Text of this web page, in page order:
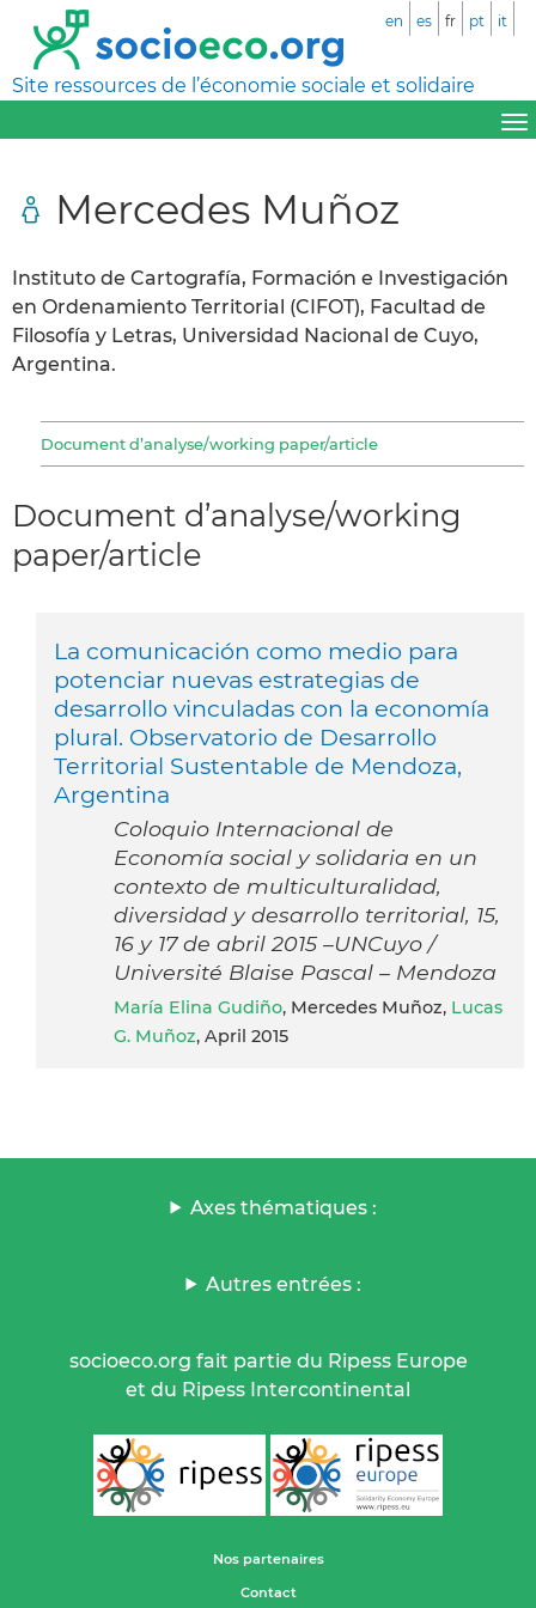
Site ressources de l’économie sociale et solidaire
en es fr pt it
Mercedes Muñoz
Instituto de Cartografía, Formación e Investigación
en Ordenamiento Territorial (CIFOT), Facultad de
Filosofía y Letras, Universidad Nacional de Cuyo,
Argentina.
Document d’analyse/working paper/article
Document d’analyse/working
paper/article
La comunicación como medio para
potenciar nuevas estrategias de
desarrollo vinculadas con la economía
plural. Observatorio de Desarrollo
Territorial Sustentable de Mendoza,
Argentina
Coloquio Internacional de
Economía social y solidaria en un
contexto de multiculturalidad,
diversidad y desarrollo territorial, 15,
16 y 17 de abril 2015 –UNCuyo /
Université Blaise Pascal – Mendoza
María Elina Gudiño, Mercedes Muñoz, Lucas
G. Muñoz, April 2015
Axes thématiques :
Autres entrées :
socioeco.org fait partie du Ripess Europe
et du Ripess Intercontinental
Nos partenaires
Contact